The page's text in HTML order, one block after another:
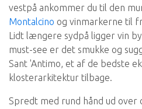
vestpå ankommer du til den
Montalcino og vinmarkerne til
Lidt længere sydpå ligger vin
must-see er det smukke og
Sant 'Antimo, et af de bedste
klosterarkitektur tilbage.
Spredt med rund hånd ud over